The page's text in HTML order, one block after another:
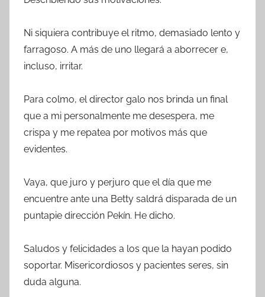
Ni siquiera contribuye el ritmo, demasiado lento y
farragoso. A más de uno llegará a aborrecer e,
incluso, irritar.
Para colmo, el director galo nos brinda un final
que a mi personalmente me desespera, me
crispa y me repatea por motivos más que
evidentes.
Vaya, que juro y perjuro que el día que me
encuentre ante una Betty saldrá disparada de un
puntapie dirección Pekín. He dicho.
Saludos y felicidades a los que la hayan podido
soportar. Misericordiosos y pacientes seres, sin
duda alguna.